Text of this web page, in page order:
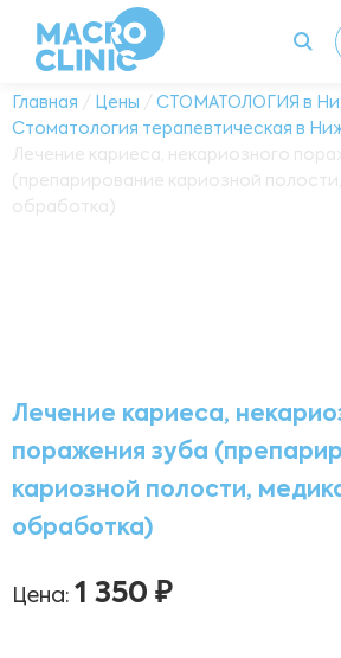
Главная / Цены / СТОМАТОЛОГИЯ в
Стоматология терапевтическая в
Лечение кариеса, некариозного
(препарирование кариозной
обработка)
Лечение кариеса,
поражения зуба
кариозной полости,
обработка)
Цена: 1 350 ₽